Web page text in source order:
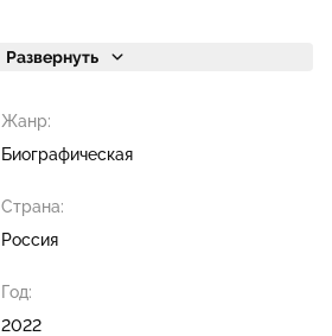
Развернуть
Жанр:
Биографическая
Страна:
Россия
Год:
2022